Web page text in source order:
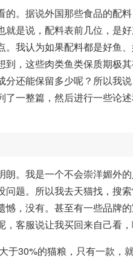
的。据说外国那些食品的配
就是说，配料表前几位，是
。我认为如果配料都是好鱼
到，这些肉类鱼类保质期极
还能保留多少呢？所以我
了一整篇，然后进行一些论
。我是一个不会崇洋媚外
题。所以我去天猫找，搜索
憾，没有。甚至有一些品牌
客服说让我买回来自己看，
于30%的猫粮，只有一款，